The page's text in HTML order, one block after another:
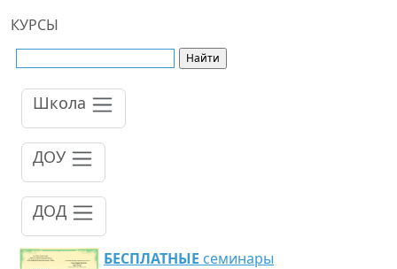
КУРСЫ
Школа
ДОУ
ДОД
БЕСПЛАТНЫЕ семинары